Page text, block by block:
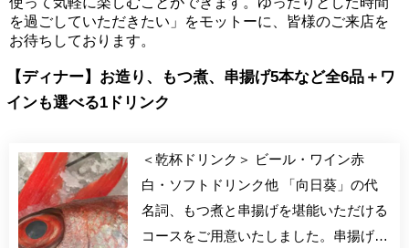
を過ごしていただきたい」をモットーに、皆様のご来店を
お待ちしております。
【ディナー】お造り、もつ煮、串揚げ5本など全6品＋ワ
インも選べる1ドリンク
＜乾杯ドリンク＞ ビール・ワイン赤
白・ソフトドリンク他 「向日葵」の代
名詞、もつ煮と串揚げを堪能いただける
コースをご用意いたしました。串揚げと